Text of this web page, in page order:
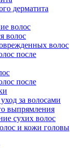
дерматита
волос
волос
волос
после
после
за волосами
выпрямления
сухих волос
и кожи головы